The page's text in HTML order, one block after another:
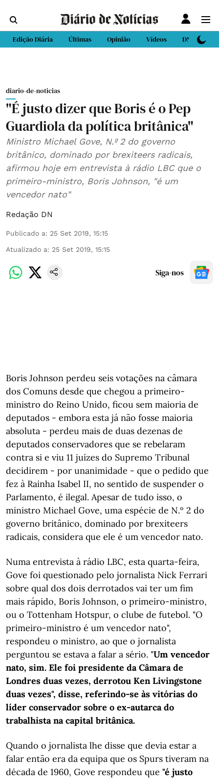
Edição Diária Últimas Opinião Vídeos DN Sport
diario-de-noticias
"É justo dizer que Boris é o Pep
Guardiola da política britânica"
Ministro Michael Gove, N.º 2 do governo
britânico, dominado por brexiteers radicais,
afirmou hoje em entrevista à rádio LBC que o
primeiro-ministro, Boris Johnson, "é um
vencedor nato"
Redação DN
Publicado a: 25 Set 2019, 15:15
Atualizado a: 25 Set 2019, 15:15
Siga-nos
Boris Johnson perdeu seis votações na câmara
dos Comuns desde que chegou a primeiro-
ministro do Reino Unido, ficou sem maioria de
deputados - embora esta já não fosse maioria
absoluta - perdeu mais de duas dezenas de
deputados conservadores que se rebelaram
contra si e viu 11 juízes do Supremo Tribunal
decidirem - por unanimidade - que o pedido que
fez à Rainha Isabel II, no sentido de suspender o
Parlamento, é ilegal. Apesar de tudo isso, o
ministro Michael Gove, uma espécie de N.º 2 do
governo britânico, dominado por brexiteers
radicais, considera que ele é um vencedor nato.
Numa entrevista à rádio LBC, esta quarta-feira,
Gove foi questionado pelo jornalista Nick Ferrari
sobre qual dos dois derrotados vai ter um fim
mais rápido, Boris Johnson, o primeiro-ministro,
ou o Tottenham Hotspur, o clube de futebol. "O
primeiro-ministro é um vencedor nato",
respondeu o ministro, ao que o jornalista
perguntou se estava a falar a sério. "Um vencedor
nato, sim. Ele foi presidente da Câmara de
Londres duas vezes, derrotou Ken Livingstone
duas vezes", disse, referindo-se às vitórias do
líder conservador sobre o ex-autarca do
trabalhista na capital britânica.
Quando o jornalista lhe disse que devia estar a
falar então era da equipa que os Spurs tiveram na
década de 1960, Gove respondeu que "é justo